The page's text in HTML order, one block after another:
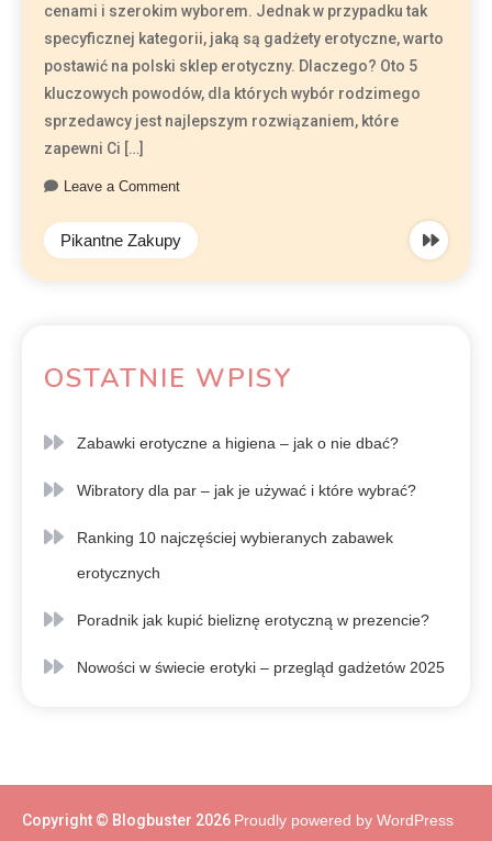
cenami i szerokim wyborem. Jednak w przypadku tak
specyficznej kategorii, jaką są gadżety erotyczne, warto
postawić na polski sklep erotyczny. Dlaczego? Oto 5
kluczowych powodów, dla których wybór rodzimego
sprzedawcy jest najlepszym rozwiązaniem, które
zapewni Ci […]
Leave a Comment
Pikantne Zakupy
OSTATNIE WPISY
Zabawki erotyczne a higiena – jak o nie dbać?
Wibratory dla par – jak je używać i które wybrać?
Ranking 10 najczęściej wybieranych zabawek
erotycznych
Poradnik jak kupić bieliznę erotyczną w prezencie?
Nowości w świecie erotyki – przegląd gadżetów 2025
Copyright © Blogbuster 2026 Proudly powered by WordPress